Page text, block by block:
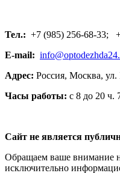
Тел.: +7 (985) 256-68-33;
E-mail:
Адрес: Россия, Москва, ул.
Часы работы: с 8 до 20 ч.
Сайт не является
Обращаем ваше внимание
исключительно